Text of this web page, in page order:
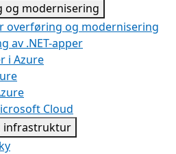
og modernisering
overføring og modernisering
av .NET-apper
i Azure
Cloud
infrastruktur